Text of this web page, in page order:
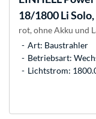
18/1800 Li
rot, ohne Akku und
Art: Baustrahler
Betriebsart:
Lichtstrom: